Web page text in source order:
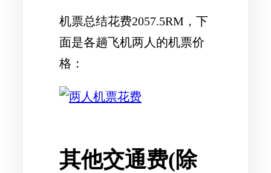
机票总结花费2057.5RM，下
面是各趟飞机两人的机票价
格：
其他交通费(除